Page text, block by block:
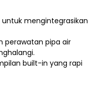
untuk mengintegrasikan
perawatan pipa air
built-in yang rapi